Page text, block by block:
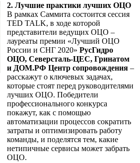
2. Лучшие практики лучших ОЦО
В рамках Саммита состоится сессия
TED TALK, в ходе которой
представители ведущих ОЦО –
лауреаты премии «Лучший ОЦО
России и СНГ 2020» РусГидро
ОЦО, Северсталь-ЦЕС, Гринатом
и ДОМ.РФ Центр сопровождения –
расскажут о ключевых задачах,
которые стоят перед руководителями
лучших ОЦО. Победители
профессионального конкурса
покажут, как с помощью
автоматизации процессов сократить
затраты и оптимизировать работу
команды, и поделятся тем, какие
нетипичные сервисы может забрать
ОЦО.